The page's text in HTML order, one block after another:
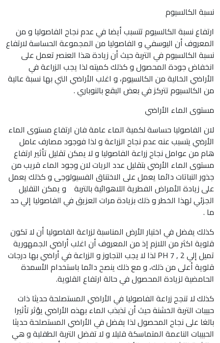
نسبة الكالسيوم
ارتفاع نسبة الكالسيوم تتسبب أيضا في عدم نجاح الفاصوليا و من
المعروف أن اليوسفي و الفاصوليا من المجموعة الحساسة لارتفاع
نسبة الكالسيوم في التربة حيث أن زيادة هذا العنصر تعمل على
انخفاض جودة المحصول و كذلك كميته لذا يجب الزراعة في
الأراضي الخالية من الكالسيوم، و اغلب الأراضي التي بها نسبة عالية
من الكالسيوم تتركز في بعض البقع بالنوباري .
مستوى الماء الأراضي
لان الفاصوليا حساسة لكمية الماء عامة فان ارتفاع مستوى الماء
الأرضي يتسبب عنه عدم نجاح الزراعة و لذا فوجود مصارف عامل
هام من عوامل نجاح زراعة الفاصوليا و لا يمكن تقليل تأثير ارتفاع
مستوى الماء الأرضي بتقليل عدد الريات لان وجود الماء قريب من
جذور النباتات دائما يعمل على الاختناق الفسيولوجى و كذلك يعمل
على زيادة الأمراض الفطرية اللاهوائية بالتربة و يمكن التقليل
الجزئي لهذا الخطر و ذلك بزيادة مرات العزيق في الفاصوليا إلي حد
ما .
كذلك يفضل في اختيار الأرض المناسبة لزراعة الفاصوليا أن لا تكون
قلوية اكثر من اللازم إذ من المعروف أن اغلب أراضي الجمهورية
تميل إلي 2 , 7 PH لذا لا يجب التجاوز و الزراعة في أراضي بها درجات
قلوية أعلى من ذلك، و مع ذلك ينصح دائما باستخدام الأسمدة
الحامضية لزيادة المحصول في حالة ارتفاع القلوية.
كذلك لا تنجح زراعة الفاصوليا في الأراضي المستصلحة حديثا ذات
حبيبات التربة الخشنة حيث أن تذبذب الماء بهذه الأراضي يؤثر تأثيرا
بالغا على نجاح المحصول لذا يفضل في الأراضي المستصلحة حديثا
الحبيبات الناعمة المتماسكة قليلا و لا تفضل التربة الطفلية و هي